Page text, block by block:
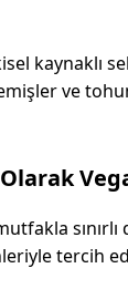
kaynaklı
ve
tercih